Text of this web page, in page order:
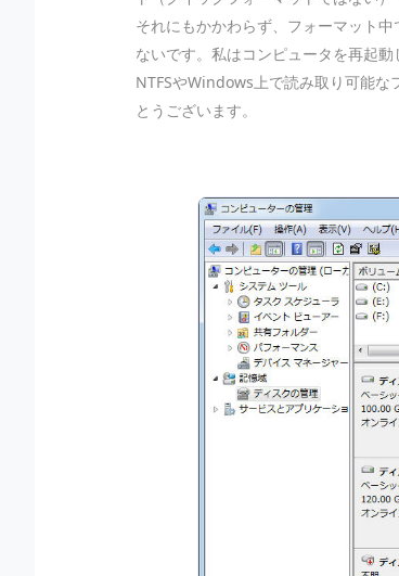
それにもかかわらず、フォーマット
ないです。私はコンピュータを再起
NTFSやWindows上で読み取り可能
とうございます。